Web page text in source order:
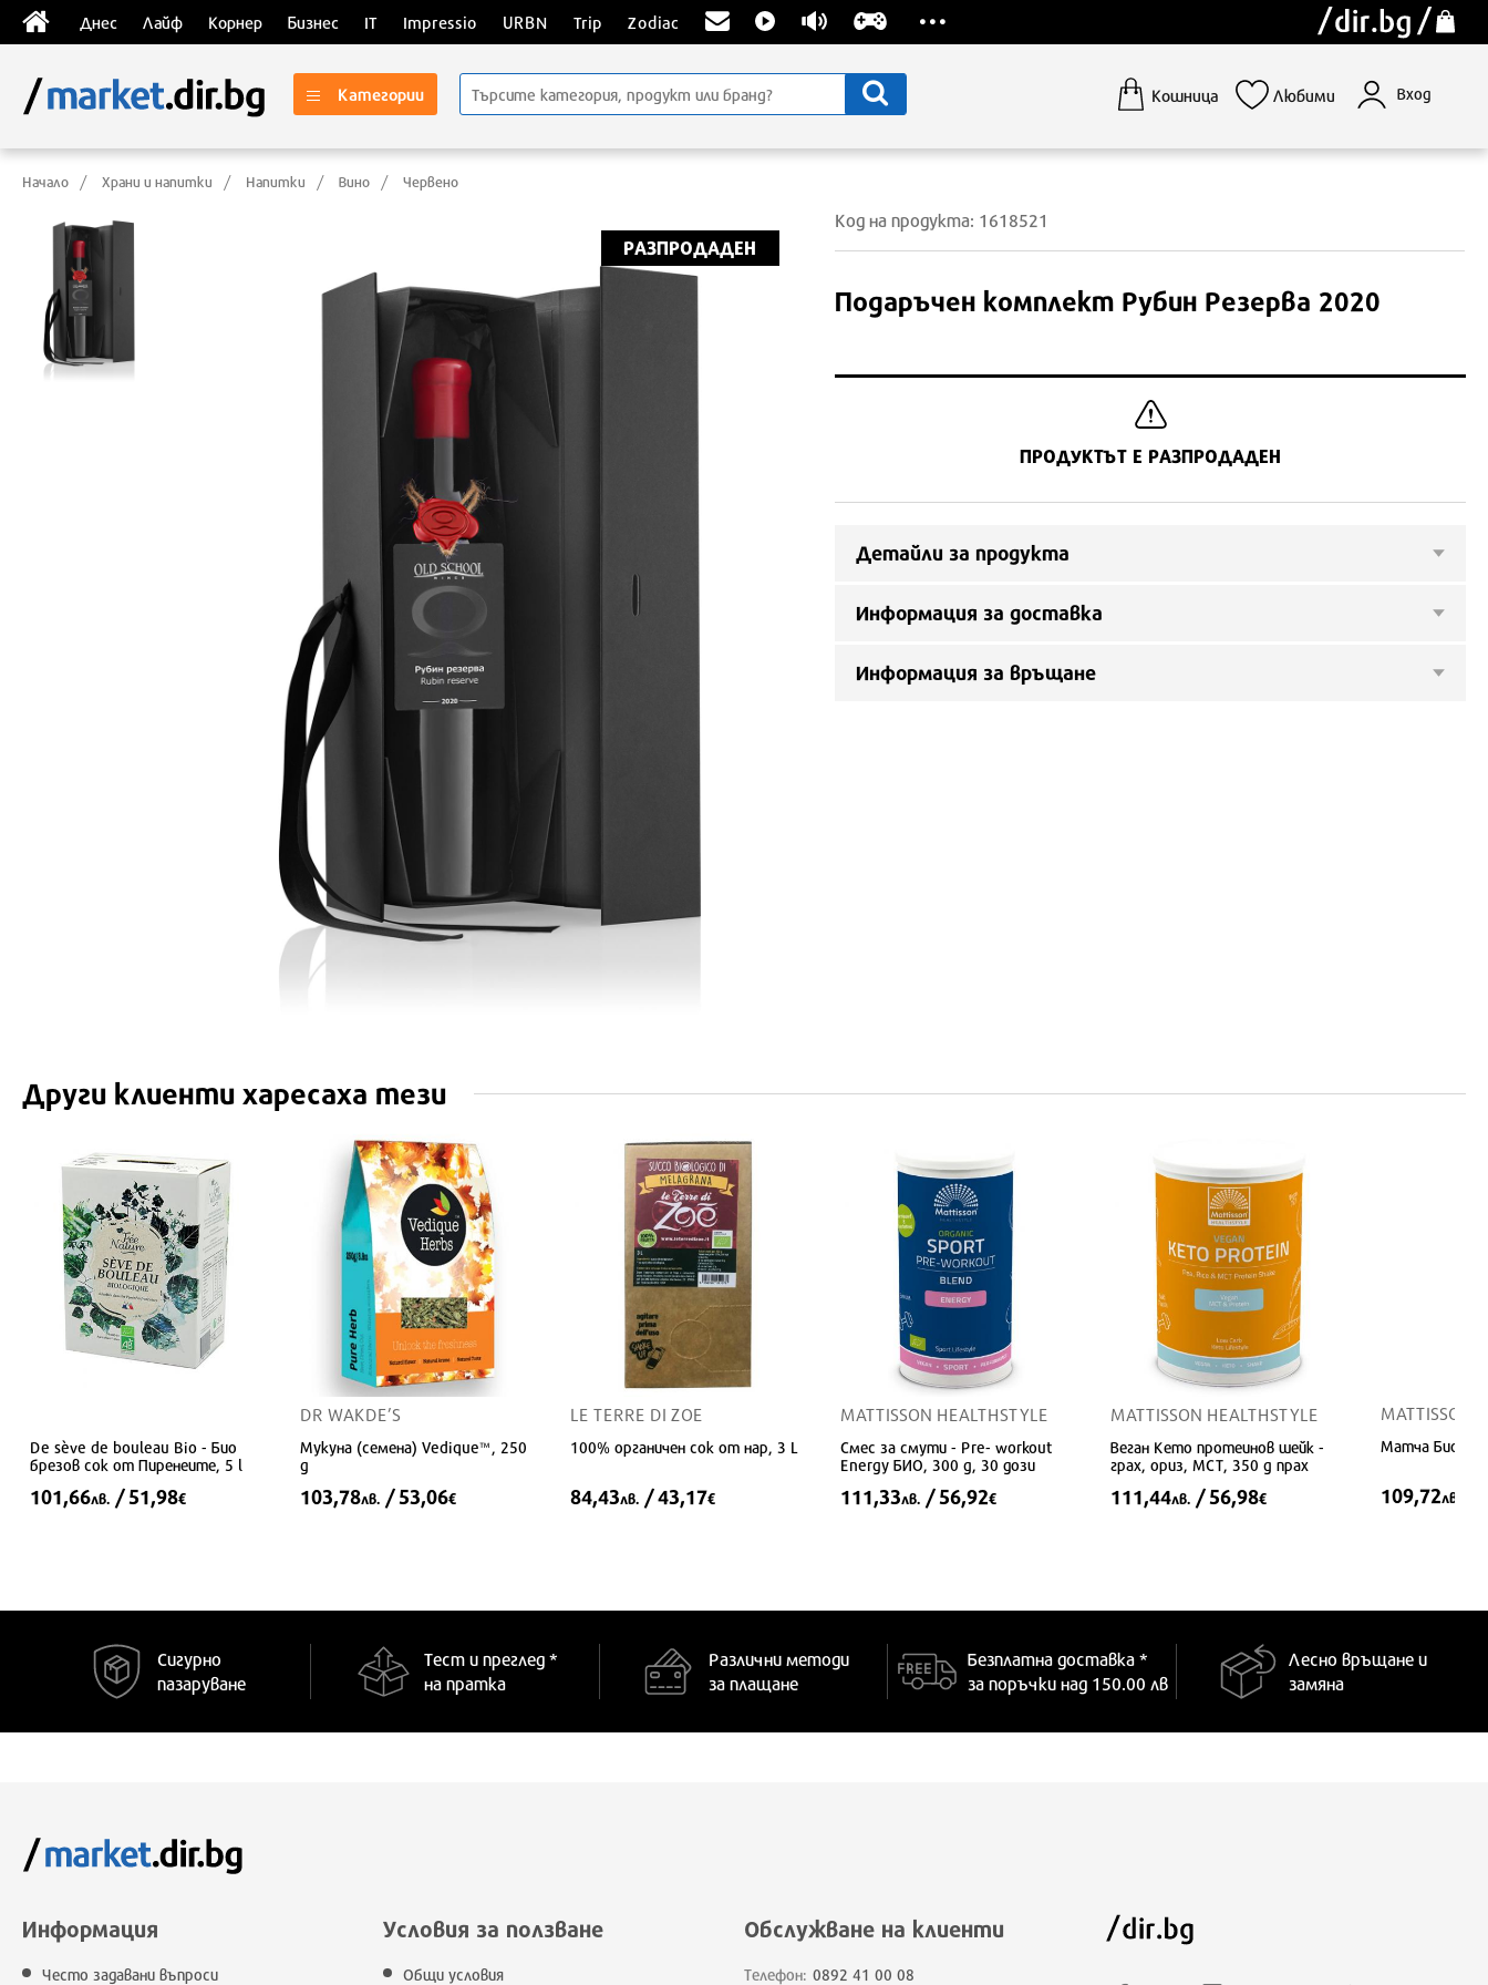
Днес Лайф Корнер Бизнес IT Impressio URBN Trip Zodiac
Категории Кошница Любими Вход
Начало Храни и напитки Напитки Вино Червено
РАЗПРОДАДЕН
Код на продукта: 1618521
Подаръчен комплект Рубин Резерва 2020
ПРОДУКТЪТ Е РАЗПРОДАДЕН
Детайли за продукта
Информация за доставка
Информация за връщане
Други клиенти харесаха тези
De sève de bouleau Bio - Био
брезов сок от Пиренеите, 5 l
101,66лв. / 51,98€
DR WAKDE’S
Мукуна (семена) Vedique™, 250
g
103,78лв. / 53,06€
LE TERRE DI ZOE
100% органичен сок от нар, 3 L
84,43лв. / 43,17€
MATTISSON HEALTHSTYLE
Смес за смути - Pre- workout
Energy БИО, 300 g, 30 дози
111,33лв. / 56,92€
MATTISSON HEALTHSTYLE
Веган Кето протеинов шейк -
грах, ориз, MCT, 350 g прах
111,44лв. / 56,98€
MATTISSON
Матча Био,
109,72лв.
Сигурно
пазаруване
Тест и преглед *
на пратка
Различни методи
за плащане
Безплатна доставка *
за поръчки над 150.00 лв
Лесно връщане и
замяна
Информация
Често задавани въпроси
Условия за ползване
Общи условия
Обслужване на клиенти
Телефон: 0892 41 00 08